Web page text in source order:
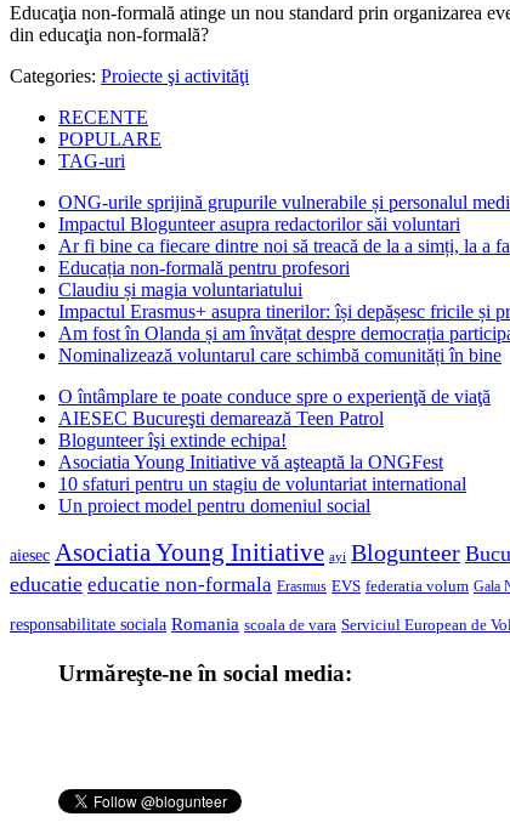
Educaţia non-formală atinge un nou standard prin organizarea
din educaţia non-formală?
Categories: Proiecte şi activităţi
RECENTE
POPULARE
TAG-uri
ONG-urile sprijină grupurile vulnerabile și personalul
Impactul Blogunteer asupra redactorilor săi voluntari
Ar fi bine ca fiecare dintre noi să treacă de la a simți, la a
Educația non-formală pentru profesori
Claudiu și magia voluntariatului
Impactul Erasmus+ asupra tinerilor: își depășesc fricile și
Am fost în Olanda și am învățat despre democrația
Nominalizează voluntarul care schimbă comunități în bine
O întâmplare te poate conduce spre o experienţă de viaţă
AIESEC Bucureşti demarează Teen Patrol
Blogunteer îşi extinde echipa!
Asociatia Young Initiative vă aşteaptă la ONGFest
10 sfaturi pentru un stagiu de voluntariat international
Un proiect model pentru domeniul social
aiesec Asociatia Young Initiative ayi Blogunteer
educatie educatie non-formala Erasmus EVS federatia volum Gala
responsabilitate sociala Romania scoala de vara Serviciul European de
Urmăreşte-ne în social media: